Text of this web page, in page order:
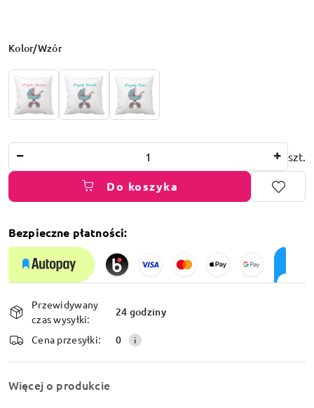
Wariant
Kolor/Wzór
szt.
Do koszyka
Bezpieczne płatności:
Dostępność
i
dostawa
Przewidywany
czas wysyłki:
24 godziny
Cena przesyłki: 0
Więcej o produkcie